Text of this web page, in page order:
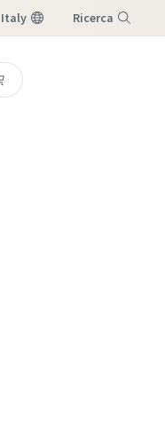
Italy Ricerca
e ricambi